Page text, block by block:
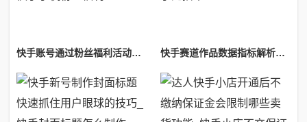
快手账号通过粉丝福利活动提升关注量正规方法_快手手机粉丝福利 快手赛道作品数据指标解析完播互动数据参考_快手完播率